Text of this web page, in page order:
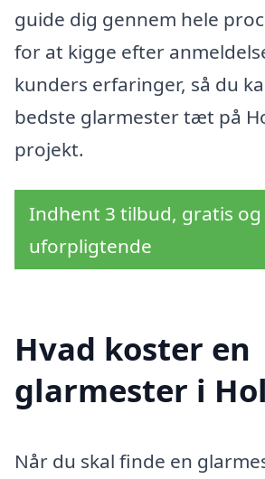
guide dig gennem hele
for at kigge efter
kunders erfaringer, så du
bedste glarmester tæt på
projekt.
Indhent 3 tilbud, gratis og
uforpligtende
Hvad koster en
glarmester i
Når du skal finde en